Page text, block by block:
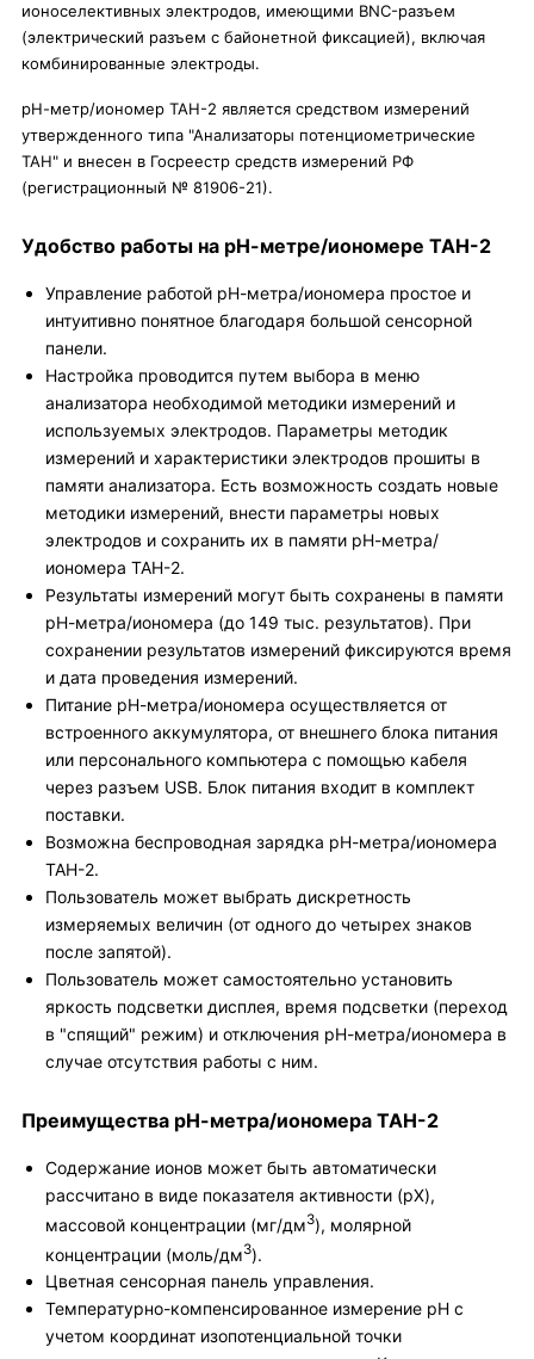
ионоселективных электродов, имеющими BNC-разъем
(электрический разъем с байонетной фиксацией), включая
комбинированные электроды.
рН-метр/иономер ТАН-2 является средством измерений
утвержденного типа "Анализаторы потенциометрические
ТАН" и внесен в Госреестр средств измерений РФ
(регистрационный № 81906-21).
Удобство работы на рН-метре/иономере ТАН-2
Управление работой рН-метра/иономера простое и
интуитивно понятное благодаря большой сенсорной
панели.
Настройка проводится путем выбора в меню
анализатора необходимой методики измерений и
используемых электродов. Параметры методик
измерений и характеристики электродов прошиты в
памяти анализатора. Есть возможность создать новые
методики измерений, внести параметры новых
электродов и сохранить их в памяти рН-метра/
иономера ТАН-2.
Результаты измерений могут быть сохранены в памяти
рН-метра/иономера (до 149 тыс. результатов). При
сохранении результатов измерений фиксируются время
и дата проведения измерений.
Питание рН-метра/иономера осуществляется от
встроенного аккумулятора, от внешнего блока питания
или персонального компьютера с помощью кабеля
через разъем USB. Блок питания входит в комплект
поставки.
Возможна беспроводная зарядка рН-метра/иономера
ТАН-2.
Пользователь может выбрать дискретность
измеряемых величин (от одного до четырех знаков
после запятой).
Пользователь может самостоятельно установить
яркость подсветки дисплея, время подсветки (переход
в "спящий" режим) и отключения рН-метра/иономера в
случае отсутствия работы с ним.
Преимущества рН-метра/иономера ТАН-2
Содержание ионов может быть автоматически
рассчитано в виде показателя активности (рХ),
массовой концентрации (мг/дм3), молярной
концентрации (моль/дм3).
Цветная сенсорная панель управления.
Температурно-компенсированное измерение рН с
учетом координат изопотенциальной точки